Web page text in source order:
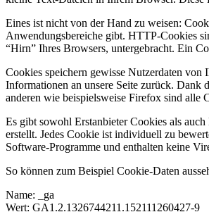
Eines ist nicht von der Hand zu weisen:
Anwendungsbereiche gibt. HTTP-Cookies
“Hirn” Ihres Browsers, untergebracht. Ein
Cookies speichern gewisse Nutzerdaten von
Informationen an unsere Seite zurück. Dank
anderen wie beispielsweise Firefox sind alle
Es gibt sowohl Erstanbieter Cookies als
erstellt. Jedes Cookie ist individuell zu
Software-Programme und enthalten keine
So können zum Beispiel Cookie-Daten
Name: _ga
Wert: GA1.2.1326744211.152111260427-9